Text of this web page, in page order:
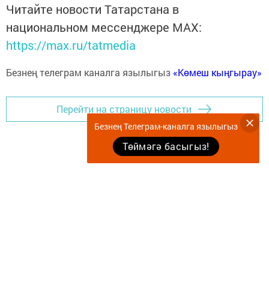
Читайте новости Татарстана в
национальном мессенджере MАХ:
https://max.ru/tatmedia
Безнең телеграм каналга язылыгыз «Көмеш кыңгырау»
Перейти на страницу новости
Безнең Телеграм-каналга язылыгыз
Төймәгә басыгыз!